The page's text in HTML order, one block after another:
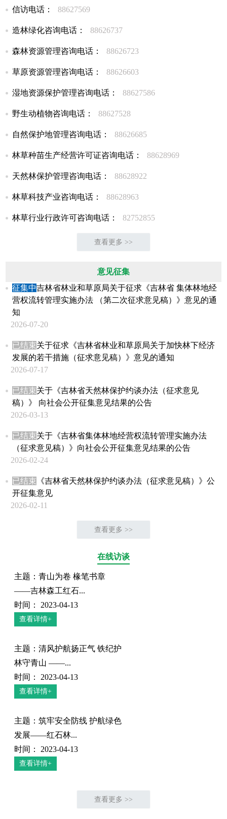
信访电话： 88627569
造林绿化咨询电话： 88626737
森林资源管理咨询电话： 88626723
草原资源管理咨询电话： 88626603
湿地资源保护管理咨询电话： 88627586
野生动植物咨询电话： 88627528
自然保护地管理咨询电话： 88626685
林草种苗生产经营许可证咨询电话： 88628969
天然林保护管理咨询电话： 88628922
林草科技产业咨询电话： 88628963
林草行业行政许可咨询电话： 82752855
查看更多 >>
意见征集
征集中吉林省林业和草原局关于征求《吉林省 集体林地经
营权流转管理实施办法 （第二次征求意见稿）》意见的通
知
2026-07-20
已结束关于征求《吉林省林业和草原局关于加快林下经济
发展的若干措施（征求意见稿）》意见的通知
2026-07-17
已结束关于《吉林省天然林保护约谈办法（征求意见
稿）》 向社会公开征集意见结果的公告
2026-03-13
已结束关于《吉林省集体林地经营权流转管理实施办法
（征求意见稿）》向社会公开征集意见结果的公告
2026-02-24
已结束 《吉林省天然林保护约谈办法（征求意见稿）》公
开征集意见
2026-02-11
查看更多 >>
在线访谈
主题：青山为卷 椽笔书章
——吉林森工红石...
时间： 2023-04-13
查看详情+
主题：清风护航扬正气 铁纪护
林守青山 ——...
时间： 2023-04-13
查看详情+
主题：筑牢安全防线 护航绿色
发展——红石林...
时间： 2023-04-13
查看详情+
查看更多 >>